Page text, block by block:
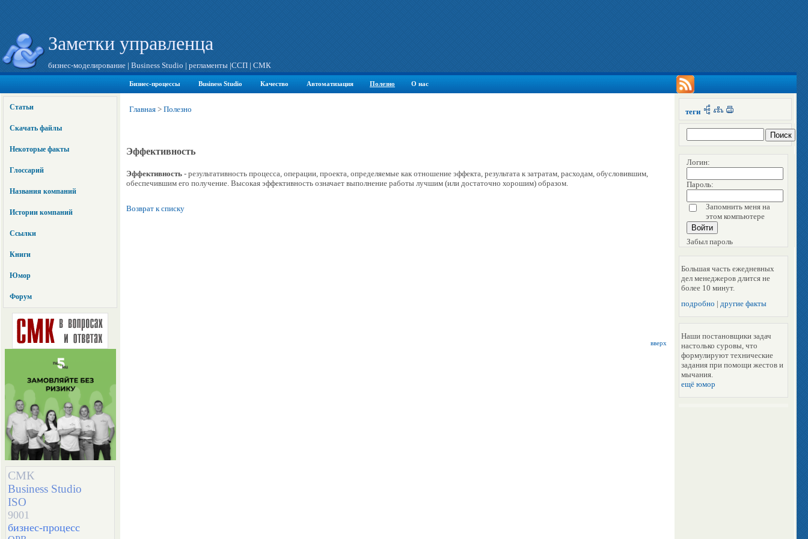
Заметки управленца
бизнес-моделирование | Business Studio | регламенты |ССП | СМК
Бизнес-процессы Business Studio Качество Автоматизация Полезно О нас
Статьи
Скачать файлы
Некоторые факты
Глоссарий
Названия компаний
Истории компаний
Ссылки
Книги
Юмор
Форум
СМК
Business Studio
ISO
9001
бизнес-процесс
Главная > Полезно
Эффективность
Эффективность - результативность процесса, операции, проекта, определяемые как отношение эффекта, результата к затратам, расходам, обусловившим,
обеспечившим его получение. Высокая эффективность означает выполнение работы лучшим (или достаточно хорошим) образом.
Возврат к списку
вверх
теги
Логин:
Пароль:
Запомнить меня на
этом компьютере
Забыл пароль
Большая часть ежедневных
дел менеджеров длится не
более 10 минут.
подробно | другие факты
Наши постановщики задач
настолько суровы, что
формулируют технические
задания при помощи жестов и
мычания.
ещё юмор